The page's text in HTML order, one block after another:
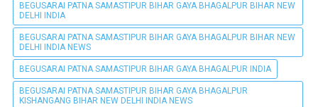
BEGUSARAI PATNA SAMASTIPUR BIHAR GAYA BHAGALPUR BIHAR NEW
DELHI INDIA
BEGUSARAI PATNA SAMASTIPUR BIHAR GAYA BHAGALPUR BIHAR NEW
DELHI INDIA NEWS
BEGUSARAI PATNA SAMASTIPUR BIHAR GAYA BHAGALPUR INDIA
BEGUSARAI PATNA SAMASTIPUR BIHAR GAYA BHAGALPUR
KISHANGANG BIHAR NEW DELHI INDIA NEWS